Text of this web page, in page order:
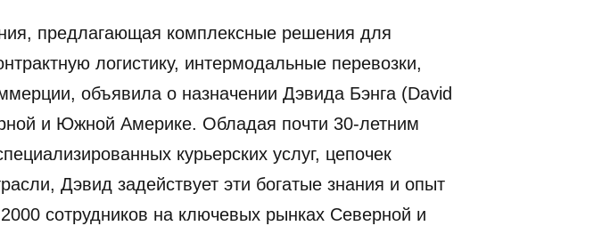
предлагающая комплексные решения для
логистику, интермодальные перевозки,
объявила о назначении Дэвида Бэнга (David
и Южной Америке. Обладая почти 30-летним
курьерских услуг, цепочек
Дэвид задействует эти богатые знания и опыт
сотрудников на ключевых рынках Северной и